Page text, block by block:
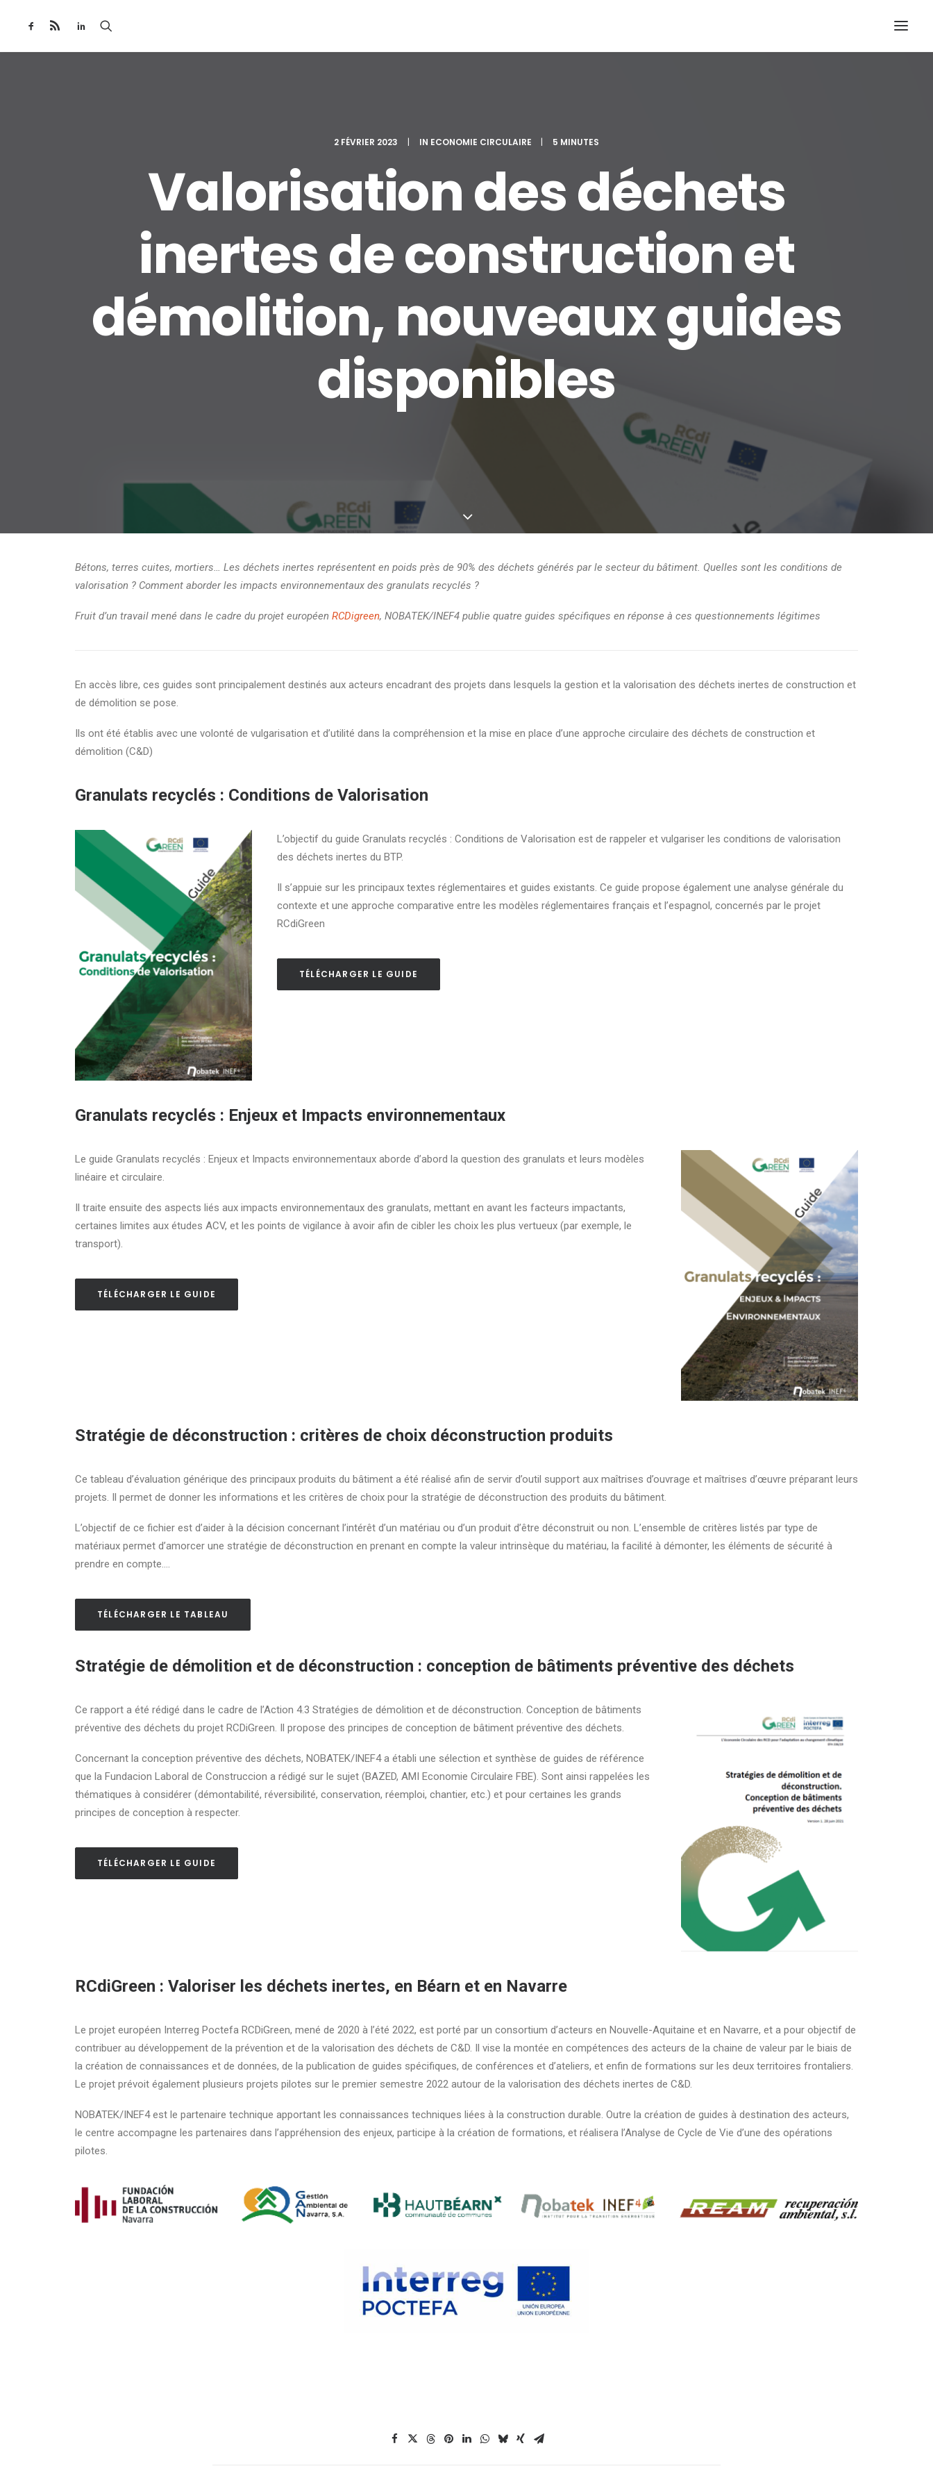
2 FÉVRIER 2023 | IN ECONOMIE CIRCULAIRE | 5 MINUTES
Valorisation des déchets
inertes de construction et
démolition, nouveaux guides
disponibles
Bétons, terres cuites, mortiers… Les déchets inertes représentent en poids près de 90% des déchets générés par le secteur du bâtiment. Quelles sont les conditions de
valorisation ? Comment aborder les impacts environnementaux des granulats recyclés ?
Fruit d’un travail mené dans le cadre du projet européen RCDigreen, NOBATEK/INEF4 publie quatre guides spécifiques en réponse à ces questionnements légitimes
En accès libre, ces guides sont principalement destinés aux acteurs encadrant des projets dans lesquels la gestion et la valorisation des déchets inertes de construction et
de démolition se pose.
Ils ont été établis avec une volonté de vulgarisation et d’utilité dans la compréhension et la mise en place d’une approche circulaire des déchets de construction et
démolition (C&D)
Granulats recyclés : Conditions de Valorisation
L’objectif du guide Granulats recyclés : Conditions de Valorisation est de rappeler et vulgariser les conditions de valorisation
des déchets inertes du BTP.
Il s’appuie sur les principaux textes réglementaires et guides existants. Ce guide propose également une analyse générale du
contexte et une approche comparative entre les modèles réglementaires français et l’espagnol, concernés par le projet
RCdiGreen
TÉLÉCHARGER LE GUIDE
Granulats recyclés : Enjeux et Impacts environnementaux
Le guide Granulats recyclés : Enjeux et Impacts environnementaux aborde d’abord la question des granulats et leurs modèles
linéaire et circulaire.
Il traite ensuite des aspects liés aux impacts environnementaux des granulats, mettant en avant les facteurs impactants,
certaines limites aux études ACV, et les points de vigilance à avoir afin de cibler les choix les plus vertueux (par exemple, le
transport).
TÉLÉCHARGER LE GUIDE
Stratégie de déconstruction : critères de choix déconstruction produits
Ce tableau d’évaluation générique des principaux produits du bâtiment a été réalisé afin de servir d’outil support aux maîtrises d’ouvrage et maîtrises d’œuvre préparant leurs
projets. Il permet de donner les informations et les critères de choix pour la stratégie de déconstruction des produits du bâtiment.
L’objectif de ce fichier est d’aider à la décision concernant l’intérêt d’un matériau ou d’un produit d’être déconstruit ou non. L’ensemble de critères listés par type de
matériaux permet d’amorcer une stratégie de déconstruction en prenant en compte la valeur intrinsèque du matériau, la facilité à démonter, les éléments de sécurité à
prendre en compte….
TÉLÉCHARGER LE TABLEAU
Stratégie de démolition et de déconstruction : conception de bâtiments préventive des déchets
Ce rapport a été rédigé dans le cadre de l’Action 4.3 Stratégies de démolition et de déconstruction. Conception de bâtiments
préventive des déchets du projet RCDiGreen. Il propose des principes de conception de bâtiment préventive des déchets.
Concernant la conception préventive des déchets, NOBATEK/INEF4 a établi une sélection et synthèse de guides de référence
que la Fundacion Laboral de Construccion a rédigé sur le sujet (BAZED, AMI Economie Circulaire FBE). Sont ainsi rappelées les
thématiques à considérer (démontabilité, réversibilité, conservation, réemploi, chantier, etc.) et pour certaines les grands
principes de conception à respecter.
TÉLÉCHARGER LE GUIDE
RCdiGreen : Valoriser les déchets inertes, en Béarn et en Navarre
Le projet européen Interreg Poctefa RCDiGreen, mené de 2020 à l’été 2022, est porté par un consortium d’acteurs en Nouvelle-Aquitaine et en Navarre, et a pour objectif de
contribuer au développement de la prévention et de la valorisation des déchets de C&D. Il vise la montée en compétences des acteurs de la chaine de valeur par le biais de
la création de connaissances et de données, de la publication de guides spécifiques, de conférences et d’ateliers, et enfin de formations sur les deux territoires frontaliers.
Le projet prévoit également plusieurs projets pilotes sur le premier semestre 2022 autour de la valorisation des déchets inertes de C&D.
NOBATEK/INEF4 est le partenaire technique apportant les connaissances techniques liées à la construction durable. Outre la création de guides à destination des acteurs,
le centre accompagne les partenaires dans l’appréhension des enjeux, participe à la création de formations, et réalisera l’Analyse de Cycle de Vie d’une des opérations
pilotes.